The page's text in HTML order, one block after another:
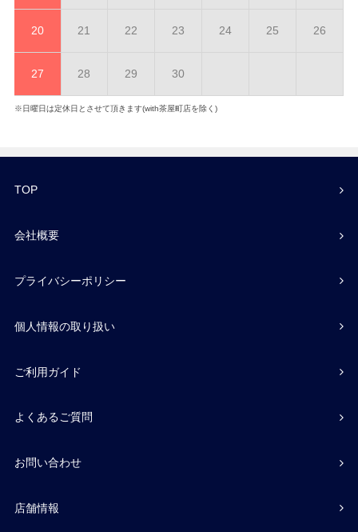
20 21 22 23 24 25 26
27 28 29 30
※日曜日は定休日とさせて頂きます(with茶屋町店を除く)
TOP
会社概要
プライバシーポリシー
個人情報の取り扱い
ご利用ガイド
よくあるご質問
お問い合わせ
店舗情報